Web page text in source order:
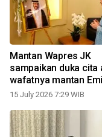
Mantan Wapres JK
sampaikan duka cita
wafatnya mantan
15 July 2026 7:29 WIB